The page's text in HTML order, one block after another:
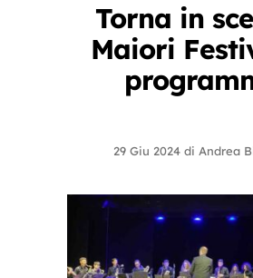
Torna in
Maiori
29 Giu 2024 di Andrea